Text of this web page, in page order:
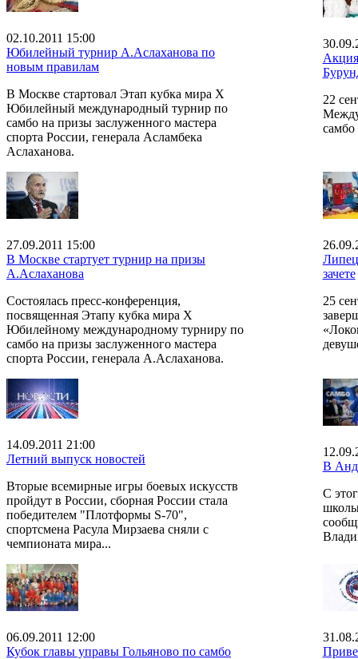
02.10.2011 15:00
Юбилейный турнир А.Аслаханова по
новым правилам
В Москве стартовал Этап кубка мира Х
Юбилейный международный турнир по
самбо на призы заслуженного мастера
спорта России, генерала Асламбека
Аслаханова.
22
27.09.2011 15:00
В Москве стартует турнир на призы
А.Аслаханова
Состоялась пресс-конференция,
посвященная Этапу кубка мира X
Юбилейному международному турниру по
самбо на призы заслуженного мастера
спорта России, генерала А.Аслаханова.
зачете
25
14.09.2011 21:00
Летний выпуск новостей
Вторые всемирные игры боевых искусств
пройдут в России, сборная России стала
победителем "Плотформы S-70",
спортсмена Расула Мирзаева сняли с
чемпионата мира...
В
С
школы
06.09.2011 12:00
Кубок главы управы Гольяново по самбо